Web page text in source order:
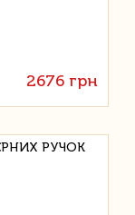
2676 грн
РУЧОК